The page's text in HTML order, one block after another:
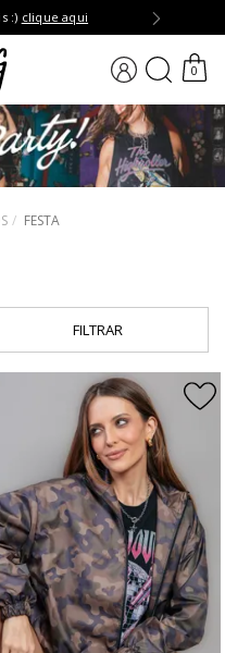
:) clique aqui
0
FESTA
FILTRAR